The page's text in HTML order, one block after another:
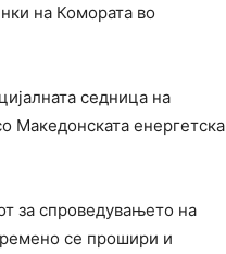
на Комората во
седница на
Македонската енергетска
за спроведувањето на
се прошири и